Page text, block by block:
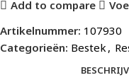
Add to compare
Artikelnummer: 107930
Categorieën: Bestek ,